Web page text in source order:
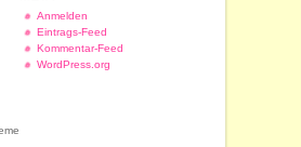
Anmelden
Eintrags-Feed
Kommentar-Feed
WordPress.org